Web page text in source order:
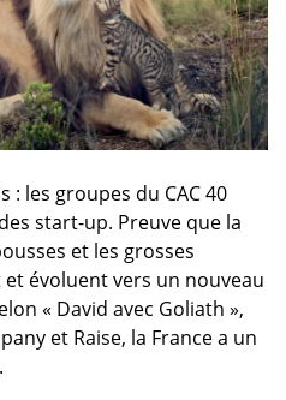
: les groupes du CAC 40
start-up. Preuve que la
et les grosses
évoluent vers un nouveau
« David avec Goliath »,
et Raise, la France a un